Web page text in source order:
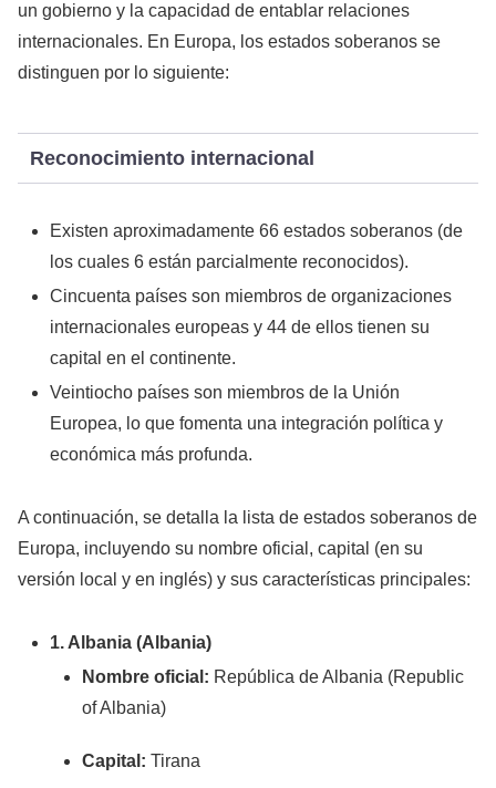
un gobierno y la capacidad de entablar relaciones
internacionales. En Europa, los estados soberanos se
distinguen por lo siguiente:
Reconocimiento internacional
Existen aproximadamente 66 estados soberanos (de
los cuales 6 están parcialmente reconocidos).
Cincuenta países son miembros de organizaciones
internacionales europeas y 44 de ellos tienen su
capital en el continente.
Veintiocho países son miembros de la Unión
Europea, lo que fomenta una integración política y
económica más profunda.
A continuación, se detalla la lista de estados soberanos de
Europa, incluyendo su nombre oficial, capital (en su
versión local y en inglés) y sus características principales:
1. Albania (Albania)
Nombre oficial: República de Albania (Republic
of Albania)
Capital: Tirana